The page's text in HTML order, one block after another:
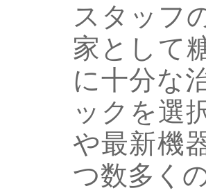
スタッフ
家として
に十分な
ックを選
や最新機
つ数多く